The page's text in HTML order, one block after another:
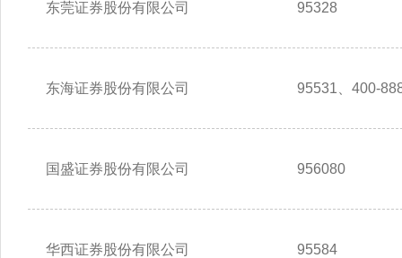
东莞证券股份有限公司 95328
东海证券股份有限公司 95531、400-
国盛证券股份有限公司 956080
华西证券股份有限公司 95584